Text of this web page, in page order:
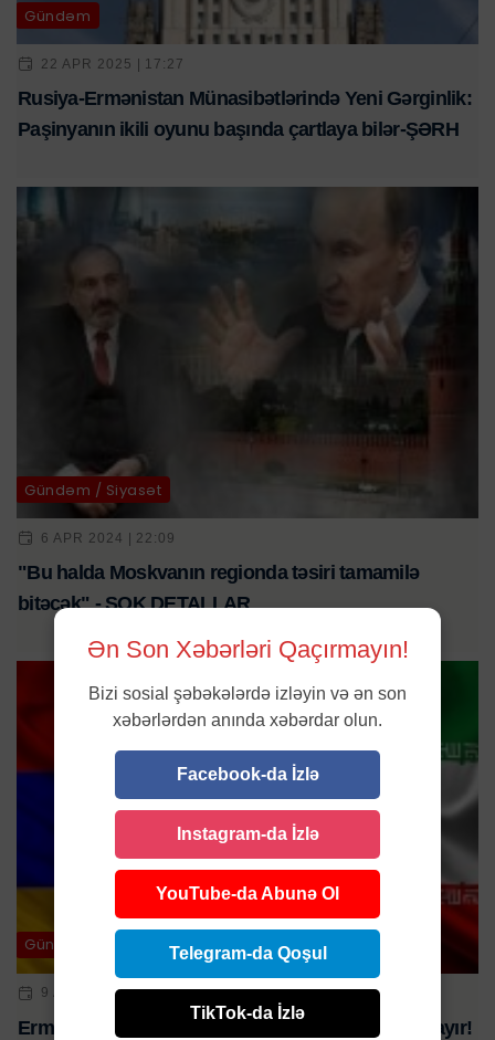
Gündəm
22 APR 2025 | 17:27
Rusiya-Ermənistan Münasibətlərində Yeni Gərginlik:
Paşinyanın ikili oyunu başında çartlaya bilər-ŞƏRH
Gündəm / Siyasət
6 APR 2024 | 22:09
"Bu halda Moskvanın regionda təsiri tamamilə
bitəcək" - ŞOK DETALLAR
Gündəm
9 APR 2025 | 19:06
Ermənistan və İran şok edici hərbi təlimlərə başlayır!
Ən Son Xəbərləri Qaçırmayın!
Bizi sosial şəbəkələrdə izləyin və ən son
xəbərlərdən anında xəbərdar olun.
Facebook-da İzlə
Instagram-da İzlə
YouTube-da Abunə Ol
Telegram-da Qoşul
TikTok-da İzlə